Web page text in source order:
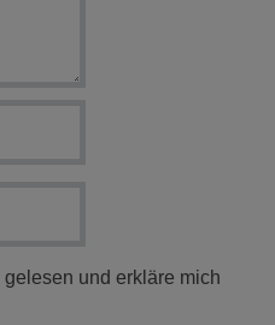
gelesen und erkläre mich